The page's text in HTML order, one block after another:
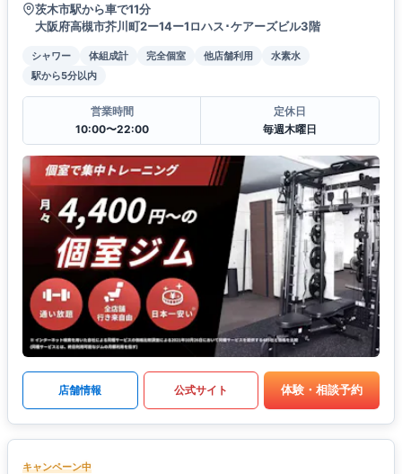
茨木市駅から車で11分
大阪府高槻市芥川町2ー14ー1ロハス･ケアーズビル3階
シャワー 体組成計 完全個室 他店舗利用
水素水
駅から5分以内
営業時間
10:00〜22:00
定休日
毎週木曜日
店舗情報 公式サイト 体験・相談予約
キャンペーン中